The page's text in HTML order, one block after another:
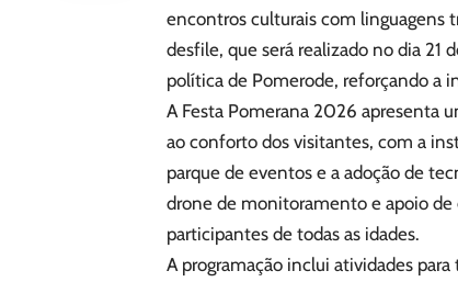
encontros culturais com linguagens
desfile, que será realizado no dia 21
política de Pomerode, reforçando a
A Festa Pomerana 2026 apresenta
ao conforto dos visitantes, com a
parque de eventos e a adoção de
drone de monitoramento e apoio de
participantes de todas as idades.
A programação inclui atividades